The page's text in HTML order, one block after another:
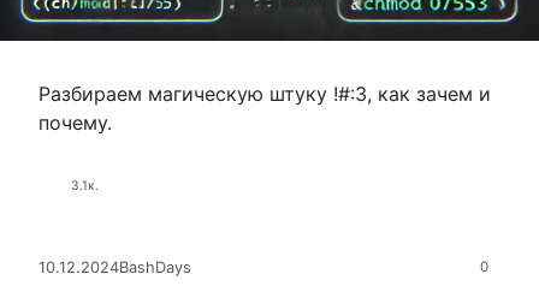
Разбираем магическую штуку !#:3, как зачем и
почему.
3.1к.
0
10.12.2024BashDays